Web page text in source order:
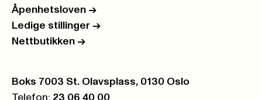
Åpenhetsloven ->
Ledige stillinger ->
Nettbutikken ->
Postboks:
Boks 7003 St. Olavsplass, 0130 Oslo
Telefon: 23 06 40 00